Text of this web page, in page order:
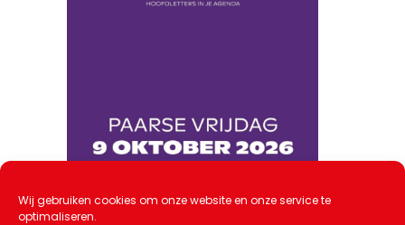
Wij gebruiken cookies om onze website en onze service te
optimaliseren.